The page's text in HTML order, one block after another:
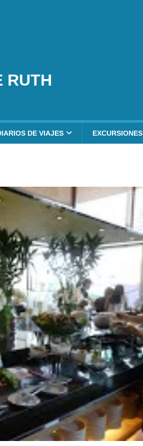
RUTH
DE VIAJES EXCURSIONES